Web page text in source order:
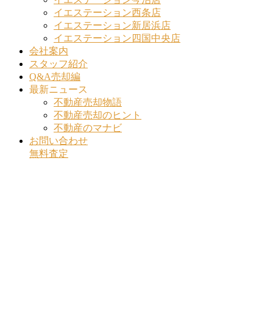
イエステーション西条店
イエステーション新居浜店
イエステーション四国中央店
会社案内
スタッフ紹介
Q&A売却編
最新ニュース
不動産売却物語
不動産売却のヒント
不動産のマナビ
お問い合わせ
無料査定